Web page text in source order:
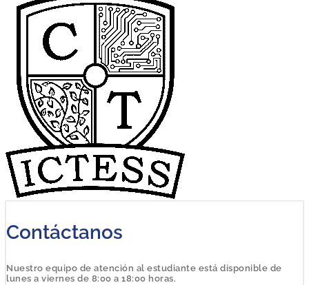
Contáctanos
Nuestro equipo de atención al estudiante está disponible de
lunes a viernes de 8:00 a 18:00 horas.